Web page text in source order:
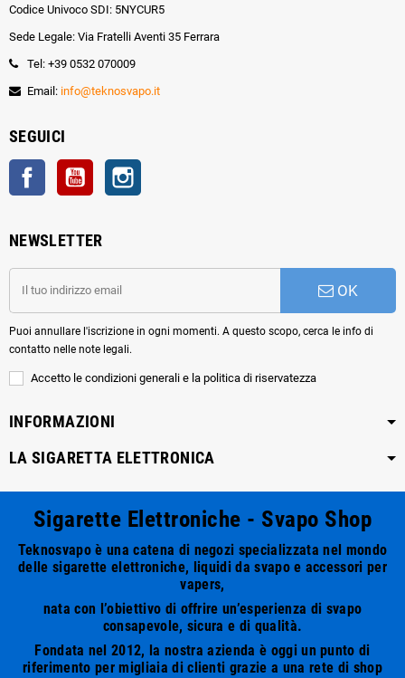
Codice Univoco SDI: 5NYCUR5
Sede Legale: Via Fratelli Aventi 35 Ferrara
Tel: +39 0532 070009
Email: info@teknosvapo.it
SEGUICI
Facebook YouTube
NEWSLETTER
OK
Puoi annullare l'iscrizione in ogni momenti. A questo scopo, cerca le info di
contatto nelle note legali.
Accetto le condizioni generali e la politica di riservatezza
INFORMAZIONI
LA SIGARETTA ELETTRONICA
Sigarette Elettroniche - Svapo Shop
Teknosvapo è una catena di negozi specializzata nel mondo
delle sigarette elettroniche, liquidi da svapo e accessori per
vapers,
nata con l’obiettivo di offrire un’esperienza di svapo
consapevole, sicura e di qualità.
Fondata nel 2012, la nostra azienda è oggi un punto di
riferimento per migliaia di clienti grazie a una rete di shop